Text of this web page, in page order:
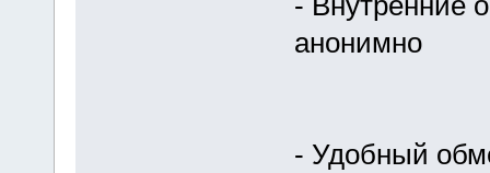
анонимно
- Удобный